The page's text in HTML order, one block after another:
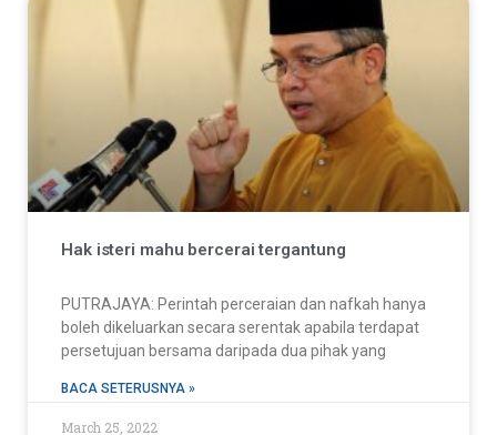
Hak isteri mahu bercerai tergantung
PUTRAJAYA: Perintah perceraian dan nafkah hanya
boleh dikeluarkan secara serentak apabila terdapat
persetujuan bersama daripada dua pihak yang
BACA SETERUSNYA »
March 25, 2022